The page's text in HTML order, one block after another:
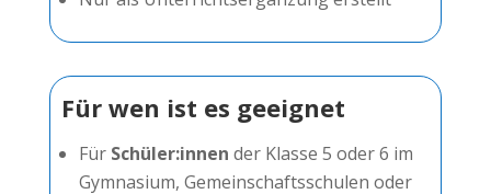
Für wen ist es geeignet
Für Schüler:innen der Klasse 5 oder 6 im
Gymnasium, Gemeinschaftsschulen oder